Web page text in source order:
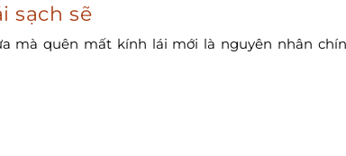
sạch sẽ
mà quên mất kính lái mới là nguyên nhân